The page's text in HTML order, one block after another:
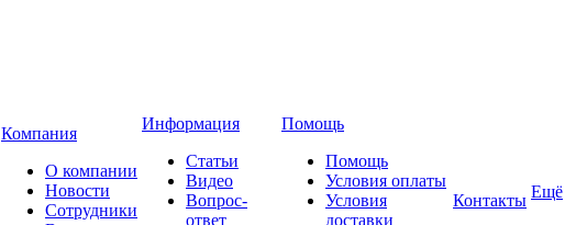
Компания
О компании
Новости
Сотрудники
Информация
Статьи
Видео
Вопрос-
ответ
Помощь
Помощь
Условия оплаты
Условия
доставки
Контакты Ещё